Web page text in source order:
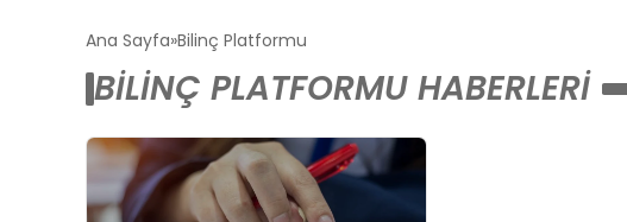
Ana Sayfa Bilinç Platformu
BILINÇ PLATFORMU HABERLERI